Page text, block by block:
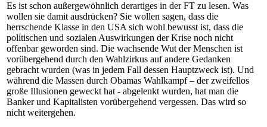
Es ist schon außergewöhnlich derartiges in der FT zu lesen. Was
wollen sie damit ausdrücken? Sie wollen sagen, dass die
herrschende Klasse in den USA sich wohl bewusst ist, dass die
politischen und sozialen Auswirkungen der Krise noch nicht
offenbar geworden sind. Die wachsende Wut der Menschen ist
vorübergehend durch den Wahlzirkus auf andere Gedanken
gebracht wurden (was in jedem Fall dessen Hauptzweck ist). Und
während die Massen durch Obamas Wahlkampf – der zweifellos
große Illusionen geweckt hat - abgelenkt wurden, hat man die
Banker und Kapitalisten vorübergehend vergessen. Das wird so
nicht weitergehen.